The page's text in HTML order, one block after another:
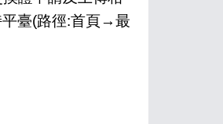
平臺(路徑:首頁→最